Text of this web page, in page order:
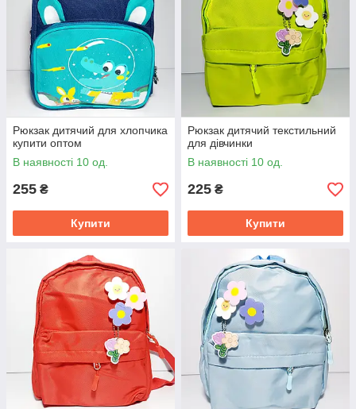
Рюкзак дитячий для хлопчика
купити оптом
В наявності 10 од.
255 ₴
Купити
Рюкзак дитячий текстильний
для дівчинки
В наявності 10 од.
225 ₴
Купити